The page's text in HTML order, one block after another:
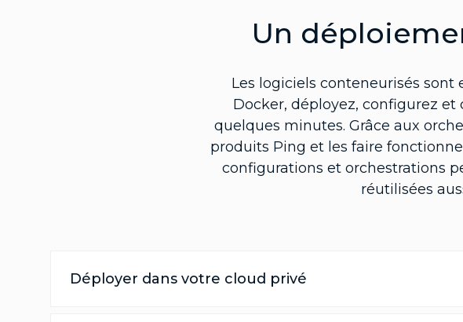
Un
Les logiciels conteneurisés
Docker, déployez, configurez
quelques minutes. Grâce aux
produits Ping et les faire
configurations et orchestrations
réutilisées
Déployer dans votre cloud privé